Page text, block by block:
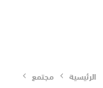
الرئيسية مجتمع